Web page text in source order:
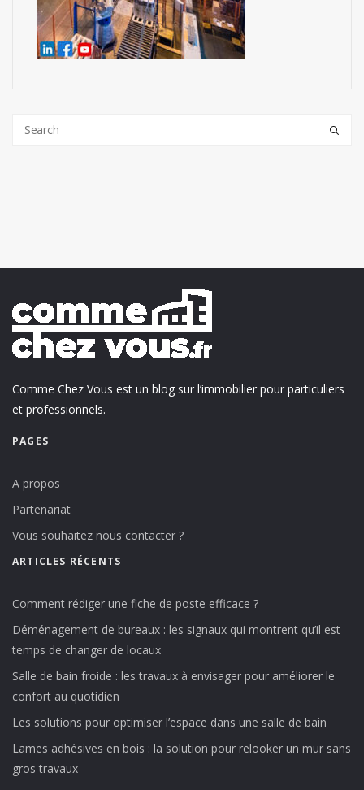
Comme Chez Vous est un blog sur l’immobilier pour particuliers
et professionnels.
PAGES
A propos
Partenariat
Vous souhaitez nous contacter ?
ARTICLES RÉCENTS
Comment rédiger une fiche de poste efficace ?
Déménagement de bureaux : les signaux qui montrent qu’il est
temps de changer de locaux
Salle de bain froide : les travaux à envisager pour améliorer le
confort au quotidien
Les solutions pour optimiser l’espace dans une salle de bain
Lames adhésives en bois : la solution pour relooker un mur sans
gros travaux